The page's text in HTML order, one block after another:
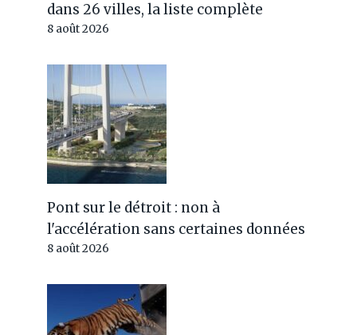
Le monde travaille pour dire
Stop to Plastic (et n'a que 4
jours pour le faire)
ParJérémy
dans 26 villes, la liste complète
8 août 2026
Pont sur le détroit : non à
l'accélération sans certaines données
8 août 2026